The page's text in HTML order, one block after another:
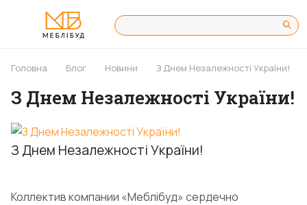
Головна Блог Новини З Днем Незалежності України!
З Днем Незалежності України!
З Днем Незалежності України!
Коллектив компании «Меблібуд» сердечно